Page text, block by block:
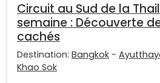
Circuit au Sud de la
semaine : Découverte
cachés
Destination: Bangkok -
Khao Sok